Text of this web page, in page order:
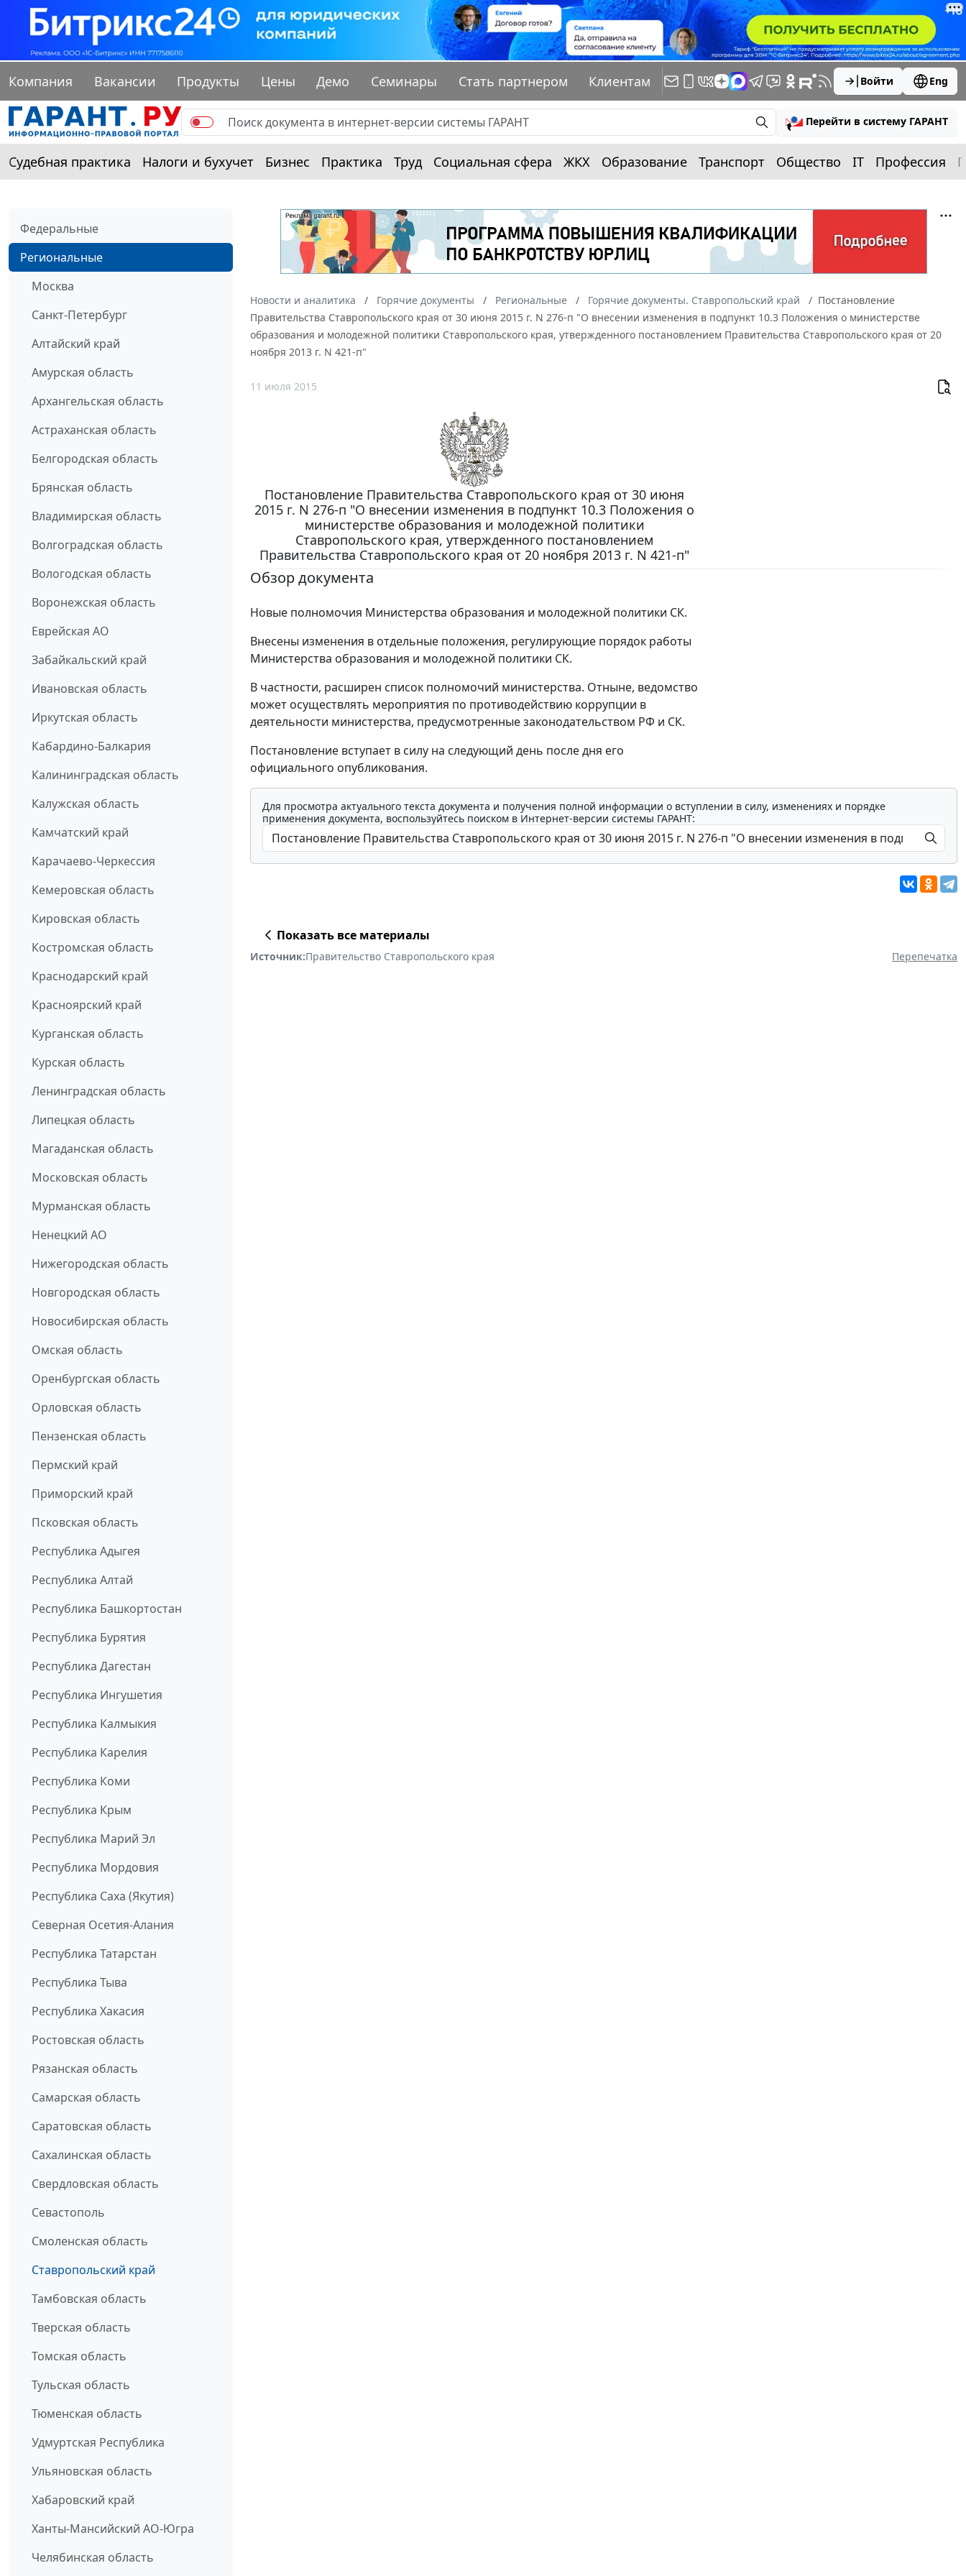
Компания Вакансии Продукты Цены Демо Семинары Стать партнером Клиентам Войти Eng
Перейти в систему ГАРАНТ
Судебная практика Налоги и бухучет Бизнес Практика Труд Социальная сфера ЖКХ Образование Транспорт Общество IT Профессия
Федеральные
Региональные
Москва
Санкт-Петербург
Алтайский край
Амурская область
Архангельская область
Астраханская область
Белгородская область
Брянская область
Владимирская область
Волгоградская область
Вологодская область
Воронежская область
Еврейская АО
Забайкальский край
Ивановская область
Иркутская область
Кабардино-Балкария
Калининградская область
Калужская область
Камчатский край
Карачаево-Черкессия
Кемеровская область
Кировская область
Костромская область
Краснодарский край
Красноярский край
Курганская область
Курская область
Ленинградская область
Липецкая область
Магаданская область
Московская область
Мурманская область
Ненецкий АО
Нижегородская область
Новгородская область
Новосибирская область
Омская область
Оренбургская область
Орловская область
Пензенская область
Пермский край
Приморский край
Псковская область
Республика Адыгея
Республика Алтай
Республика Башкортостан
Республика Бурятия
Республика Дагестан
Республика Ингушетия
Республика Калмыкия
Республика Карелия
Республика Коми
Республика Крым
Республика Марий Эл
Республика Мордовия
Республика Саха (Якутия)
Северная Осетия-Алания
Республика Татарстан
Республика Тыва
Республика Хакасия
Ростовская область
Рязанская область
Самарская область
Саратовская область
Сахалинская область
Свердловская область
Севастополь
Смоленская область
Ставропольский край
Тамбовская область
Тверская область
Томская область
Тульская область
Тюменская область
Удмуртская Республика
Ульяновская область
Хабаровский край
Ханты-Мансийский АО-Югра
Челябинская область
Новости и аналитика Горячие документы Региональные Горячие документы. Ставропольский край
Постановление
Правительства Ставропольского края от 30 июня 2015 г. N 276-п "О внесении изменения в подпункт 10.3 Положения о министерстве
образования и молодежной политики Ставропольского края, утвержденного постановлением Правительства Ставропольского края от 20
ноября 2013 г. N 421-п"
11 июля 2015
Постановление Правительства Ставропольского края от 30 июня
2015 г. N 276-п "О внесении изменения в подпункт 10.3 Положения о
министерстве образования и молодежной политики
Ставропольского края, утвержденного постановлением
Правительства Ставропольского края от 20 ноября 2013 г. N 421-п"
Обзор документа
Новые полномочия Министерства образования и молодежной политики СК.
Внесены изменения в отдельные положения, регулирующие порядок работы
Министерства образования и молодежной политики СК.
В частности, расширен список полномочий министерства. Отныне, ведомство
может осуществлять мероприятия по противодействию коррупции в
деятельности министерства, предусмотренные законодательством РФ и СК.
Постановление вступает в силу на следующий день после дня его
официального опубликования.
Для просмотра актуального текста документа и получения полной информации о вступлении в силу, изменениях и порядке
применения документа, воспользуйтесь поиском в Интернет-версии системы ГАРАНТ:
Показать все материалы
Источник:Правительство Ставропольского края Перепечатка